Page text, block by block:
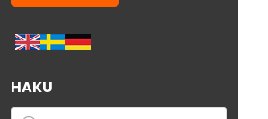
HAKU